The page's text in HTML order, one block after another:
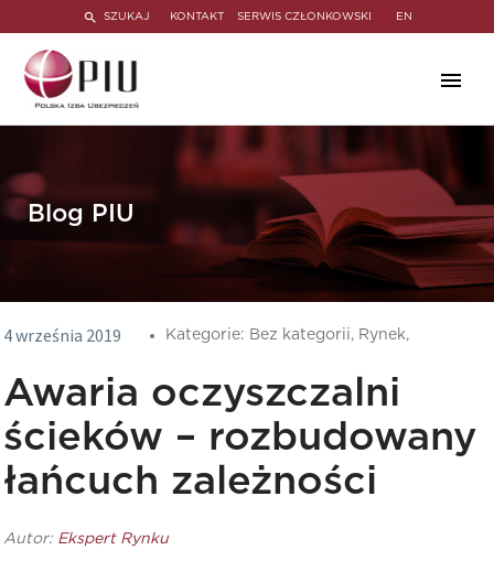
SZUKAJ KONTAKT SERWIS CZŁONKOWSKI EN
Blog PIU
4 września 2019 Kategorie: Bez kategorii, Rynek,
Awaria oczyszczalni
ścieków – rozbudowany
łańcuch zależności
Autor: Ekspert Rynku